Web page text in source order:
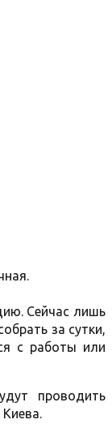
Сейчас лишь
за сутки,
с работы или
проводить